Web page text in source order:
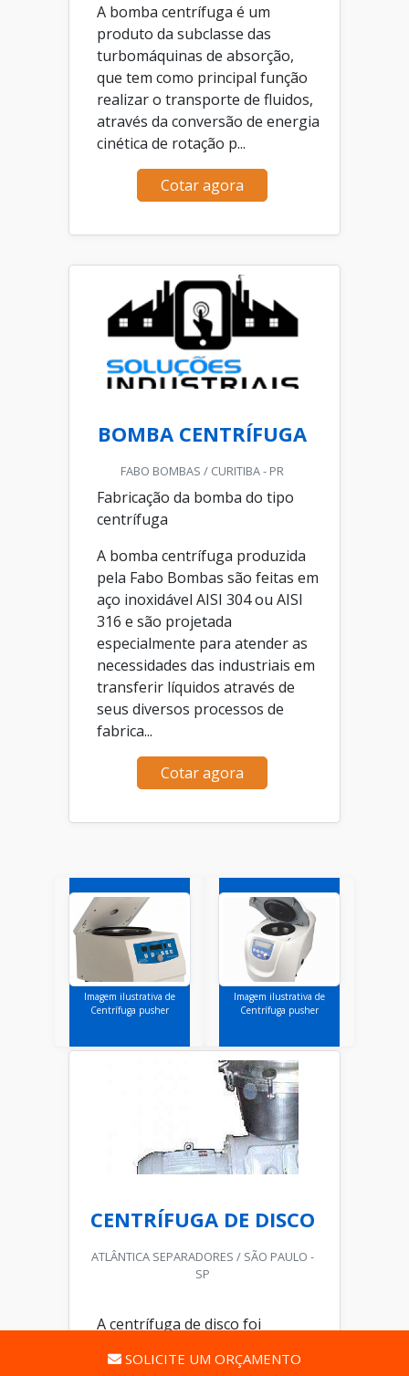
A bomba centrífuga é um
produto da subclasse das
turbomáquinas de absorção,
que tem como principal função
realizar o transporte de fluidos,
através da conversão de energia
cinética de rotação p...
Cotar agora
BOMBA CENTRÍFUGA
FABO BOMBAS / CURITIBA - PR
Fabricação da bomba do tipo
centrífuga
A bomba centrífuga produzida
pela Fabo Bombas são feitas em
aço inoxidável AISI 304 ou AISI
316 e são projetada
especialmente para atender as
necessidades das industriais em
transferir líquidos através de
seus diversos processos de
fabrica...
Cotar agora
Imagem ilustrativa de
Centrífuga pusher
Imagem ilustrativa de
Centrífuga pusher
CENTRÍFUGA DE DISCO
ATLÂNTICA SEPARADORES / SÃO PAULO -
SP
A centrífuga de disco foi
separar sólidos de misturas
SOLICITE UM ORÇAMENTO